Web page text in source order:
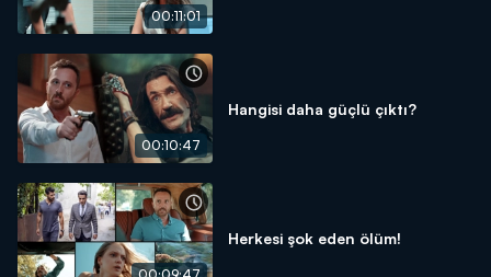
00:11:01
00:10:47
Hangisi daha güçlü çıktı?
Herkesi şok eden ölüm!